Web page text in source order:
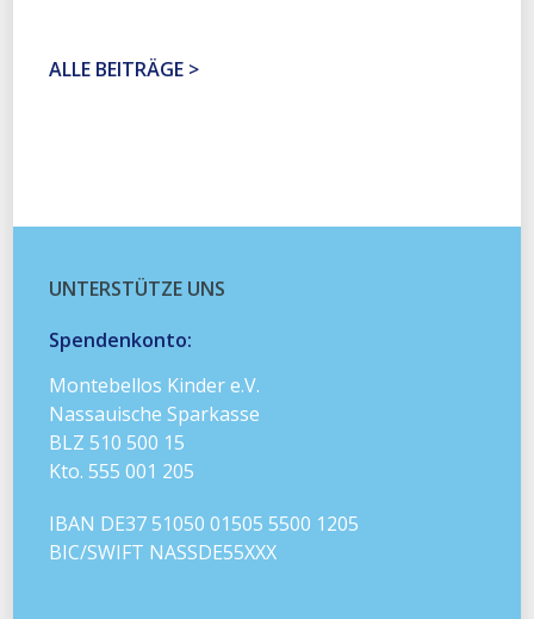
ALLE BEITRÄGE >
UNTERSTÜTZE UNS
Spendenkonto:
Montebellos Kinder e.V.
Nassauische Sparkasse
BLZ 510 500 15
Kto. 555 001 205
IBAN DE37 51050 01505 5500 1205
BIC/SWIFT NASSDE55XXX